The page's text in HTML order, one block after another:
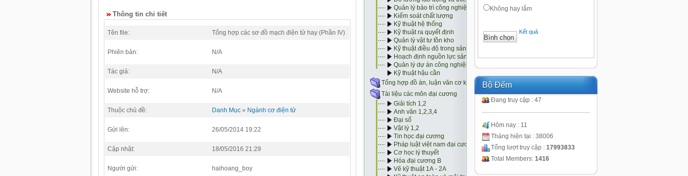
Thông tin chi tiết
Tên file: Tổng hợp các sơ đồ mạch điện tử hay (Phần IV)
Phiên bản: N/A
Tác giả: N/A
Website hỗ trợ: N/A
Thuộc chủ đề: Danh Mục» Ngành cơ điện tử
Gửi lên: 26/05/2014 19:22
Cập nhật: 18/05/2016 21:29
Người gửi: haihoang_boy
Không hay lắm
Kết quả
Bộ Đếm
Đang truy cập : 47
Hôm nay : 11
Tháng hiện tại : 38006
Tổng lượt truy cập : 17993833
Total Members: 1416